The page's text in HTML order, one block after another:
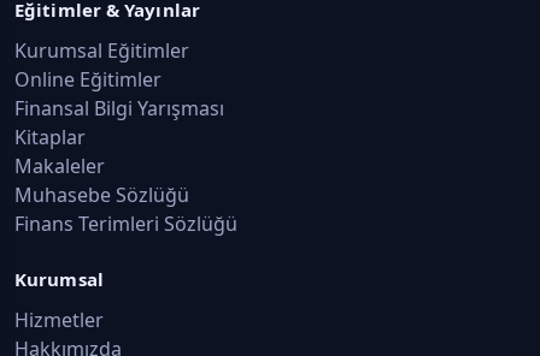
Eğitimler & Yayınlar
Kurumsal Eğitimler
Online Eğitimler
Finansal Bilgi Yarışması
Kitaplar
Makaleler
Muhasebe Sözlüğü
Finans Terimleri Sözlüğü
Kurumsal
Hizmetler
Hakkımızda